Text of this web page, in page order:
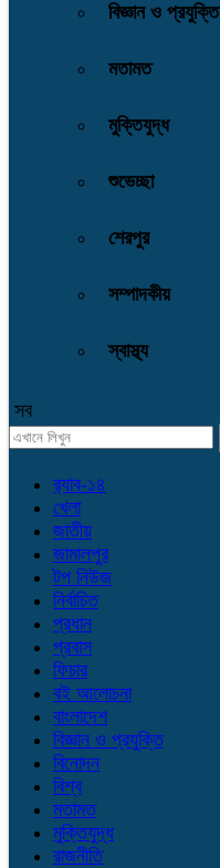
বিজ্ঞান ও প্রযুক্তি
মতামত
মুক্তিযুদ্ধ
শুভেচ্ছা
শেরপুর
সম্পাদকীয়
স্বাস্থ্য
সব
র‌্যাব-১৪
খেলা
জাতীয়
জামালপুর
টপ নিউজ
নির্বাচিত
প্রধান
প্রবাস
ফিচার
বই আলোচনা
বাংলাদেশ
বিজ্ঞান ও প্রযুক্তি
বিনোদন
বিশ্ব
মতামত
মুক্তিযুদ্ধ
রাজনীতি